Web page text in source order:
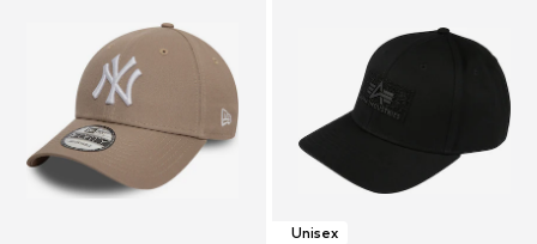
Unisex